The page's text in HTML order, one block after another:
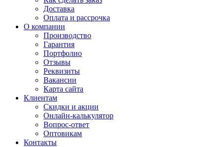
Доставка
Оплата и рассрочка
О компании
Производство
Гарантия
Портфолио
Отзывы
Реквизиты
Вакансии
Карта сайта
Клиентам
Скидки и акции
Онлайн-калькулятор
Вопрос-ответ
Оптовикам
Контакты